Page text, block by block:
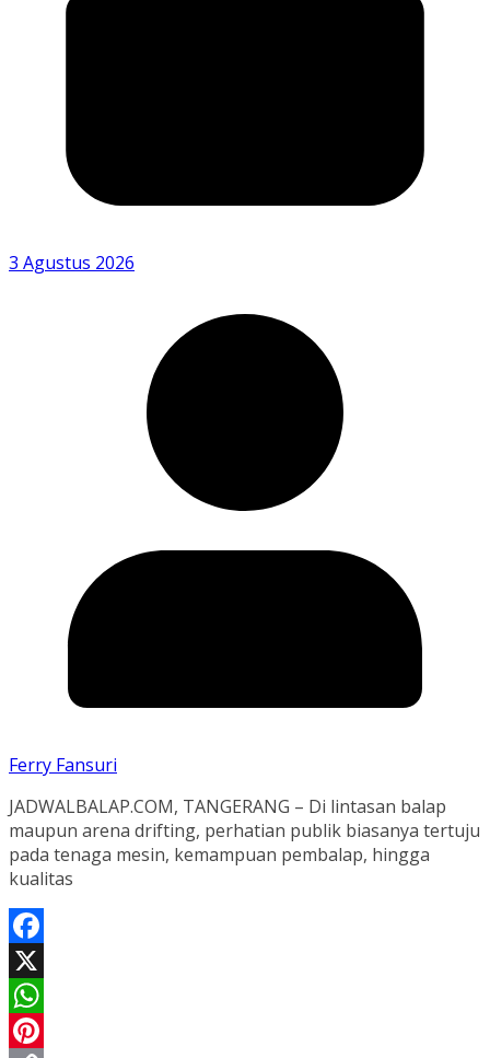
3 Agustus 2026
Ferry Fansuri
JADWALBALAP.COM, TANGERANG – Di lintasan balap
maupun arena drifting, perhatian publik biasanya tertuju
pada tenaga mesin, kemampuan pembalap, hingga
kualitas
Facebook
X
WhatsApp